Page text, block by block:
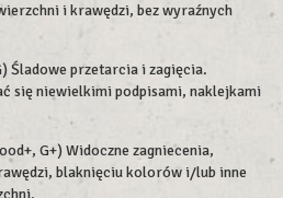
i krawędzi, bez wyraźnych
Śladowe przetarcia i zagięcia.
się niewielkimi podpisami, naklejkami
G+) Widoczne zagniecenia,
blaknięciu kolorów i/lub inne